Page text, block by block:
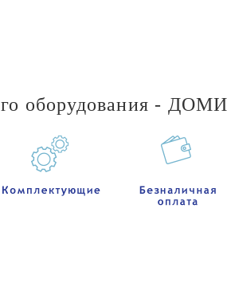
оборудования -